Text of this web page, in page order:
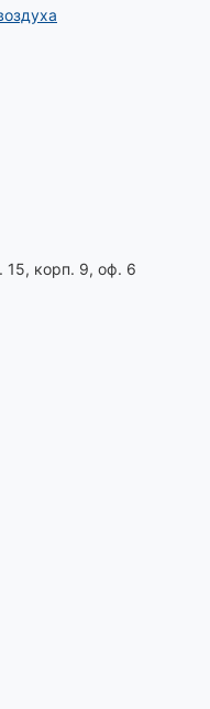
15, корп. 9, оф. 6